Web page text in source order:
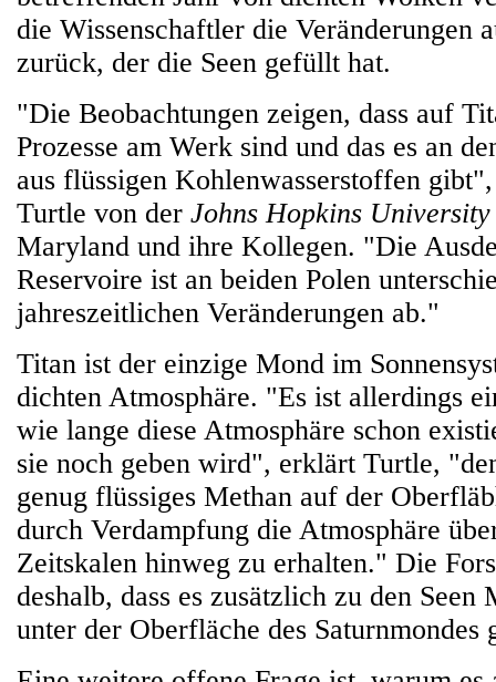
die Wissenschaftler die Veränderungen
zurück, der die Seen gefüllt hat.
"Die Beobachtungen zeigen, dass auf
Prozesse am Werk sind und das es an
aus flüssigen Kohlenwasserstoffen
Turtle von der Johns Hopkins University
Maryland und ihre Kollegen. "Die
Reservoire ist an beiden Polen
jahreszeitlichen Veränderungen ab."
Titan ist der einzige Mond im
dichten Atmosphäre. "Es ist allerdings
wie lange diese Atmosphäre schon
sie noch geben wird", erklärt Turtle,
genug flüssiges Methan auf der
durch Verdampfung die Atmosphäre
Zeitskalen hinweg zu erhalten." Die
deshalb, dass es zusätzlich zu den Seen
unter der Oberfläche des Saturnmondes